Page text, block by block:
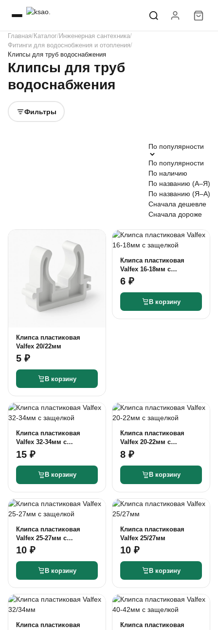
Главная Каталог Инженерная сантехника
Фитинги для водоснобжения и отопления
Клипсы для труб водоснабжения
Клипсы для труб
водоснабжения
Фильтры
По популярности
По популярности
По наличию
По названию (А–Я)
По названию (Я–А)
Сначала дешевле
Сначала дороже
Клипса пластиковая
Valfex 20/22мм
5 ₽
В корзину
Клипса пластиковая
Valfex 16-18мм с
защелкой
6 ₽
В корзину
Клипса пластиковая
Valfex 32-34мм с
защелкой
15 ₽
В корзину
Клипса пластиковая
Valfex 20-22мм с
защелкой
8 ₽
В корзину
Клипса пластиковая
Valfex 25-27мм с
защелкой
10 ₽
В корзину
Клипса пластиковая
Valfex 25/27мм
10 ₽
В корзину
Клипса пластиковая
Клипса пластиковая